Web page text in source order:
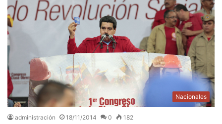
Nacionales
administración 18/11/2014 0 182